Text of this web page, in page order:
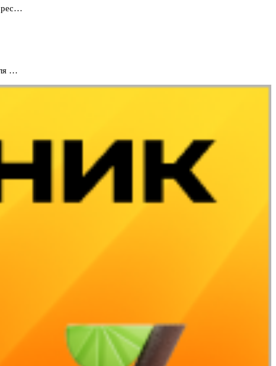
рес…
…